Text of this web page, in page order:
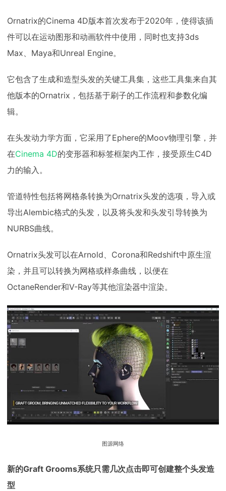
Ornatrix的Cinema 4D版本首次发布于2020年，使得该插
件可以在运动图形和动画软件中使用，同时也支持3ds
Max、Maya和Unreal Engine。
它包含了生成和造型头发的关键工具集，这些工具集来自其
他版本的Ornatrix，包括基于刷子的工作流程和参数化编
辑。
在头发动力学方面，它采用了Ephere的Moov物理引擎，并
在Cinema 4D的变形器和标签框架内工作，接受原生C4D
力的输入。
管道特性包括将网格条转换为Ornatrix头发的选项，导入或
导出Alembic格式的头发，以及将头发和头发引导转换为
NURBS曲线。
Ornatrix头发可以在Arnold、Corona和Redshift中原生渲
染，并且可以转换为网格或样条曲线，以便在
OctaneRender和V-Ray等其他渲染器中渲染。
图源网络
新的Graft Grooms系统只需几次点击即可创建整个头发造
型